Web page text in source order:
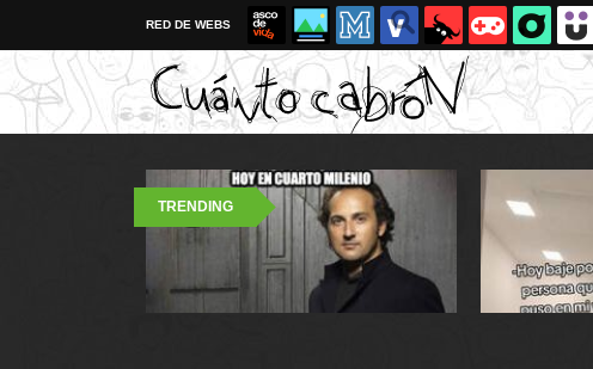
RED DE WEBS
TRENDING